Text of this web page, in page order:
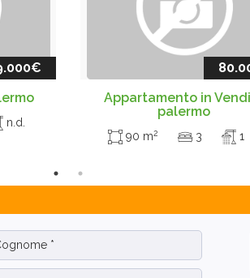
n.d.
Appartamento in
palermo
90 m2 3 1